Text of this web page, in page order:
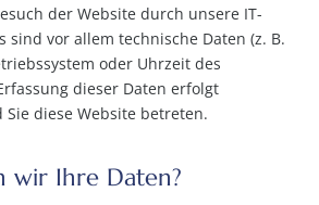
der Website durch unsere IT-
sind vor allem technische Daten (z. B.
oder Uhrzeit des
dieser Daten erfolgt
diese Website betreten.
wir Ihre Daten?